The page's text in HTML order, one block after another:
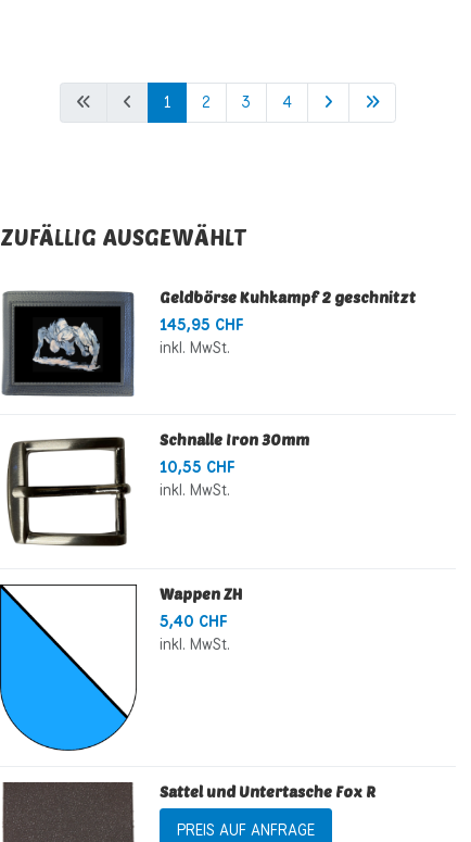
1 2 3 4
ZUFÄLLIG AUSGEWÄHLT
Geldbörse Kuhkampf 2 geschnitzt
145,95 CHF
inkl. MwSt.
Schnalle Iron 30mm
10,55 CHF
inkl. MwSt.
Wappen ZH
5,40 CHF
inkl. MwSt.
Sattel und Untertasche Fox R
PREIS AUF ANFRAGE